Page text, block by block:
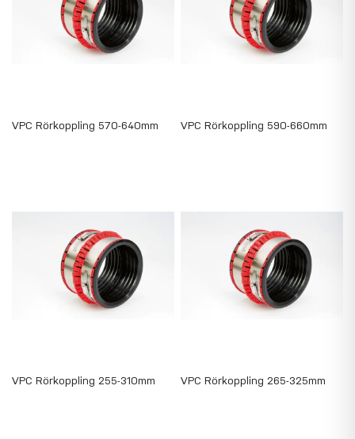
VPC Rörkoppling 570-640mm VPC Rörkoppling 590-660mm
VPC Rörkoppling 255-310mm VPC Rörkoppling 265-325mm